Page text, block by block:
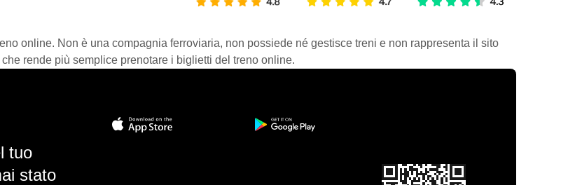
online. Non è una compagnia ferroviaria, non possiede né gestisce treni e non rappresenta il sito
rende più semplice prenotare i biglietti del treno online.
tuo
stato